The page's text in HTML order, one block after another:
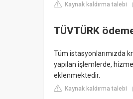
Kaynak kaldırma talebi
TÜVTÜRK
Tüm istasyonlarımızda
yapılan işlemlerde,
eklenmektedir.
Kaynak kaldırma talebi